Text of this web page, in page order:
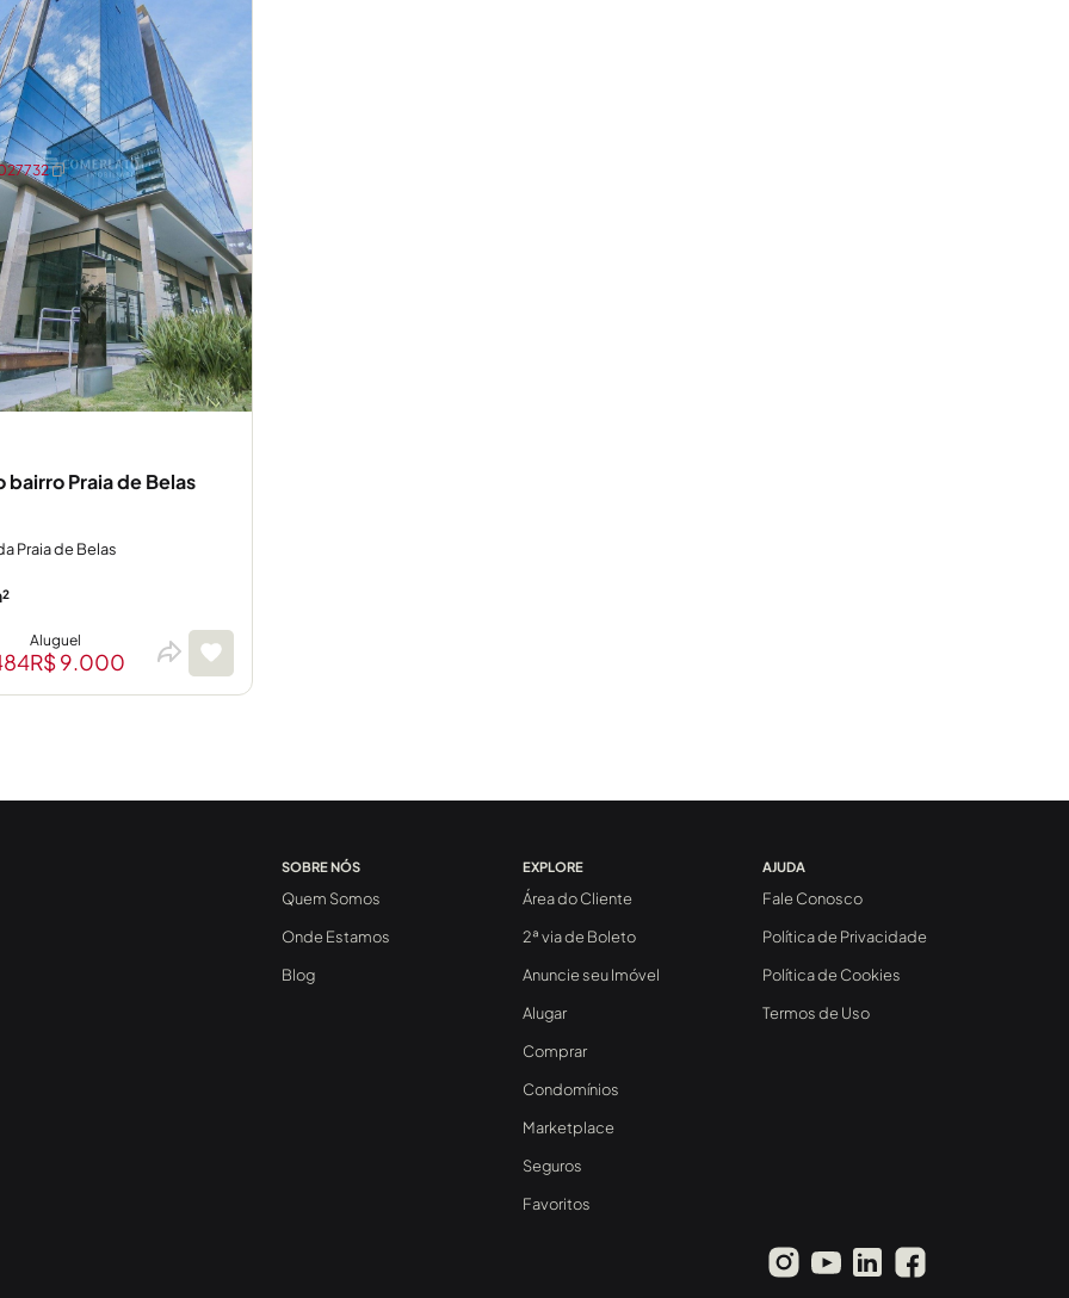
bairro Praia de Belas
Praia de Belas
Aluguel
R$ 9.000
SOBRE NÓS
Quem Somos
Onde Estamos
Blog
EXPLORE
Área do Cliente
2ª via de Boleto
Anuncie seu Imóvel
Alugar
Comprar
Condomínios
Marketplace
Seguros
Favoritos
AJUDA
Fale Conosco
Política de Privacidade
Política de Cookies
Termos de Uso